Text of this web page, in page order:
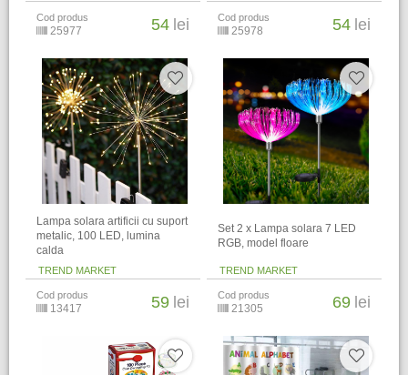
Cod produs
25977 54 lei Cod produs
25978 54 lei
Lampa solara artificii cu suport
metalic, 100 LED, lumina
calda
TREND MARKET
Cod produs
13417 59 lei
Set 2 x Lampa solara 7 LED
RGB, model floare
TREND MARKET
Cod produs
21305 69 lei